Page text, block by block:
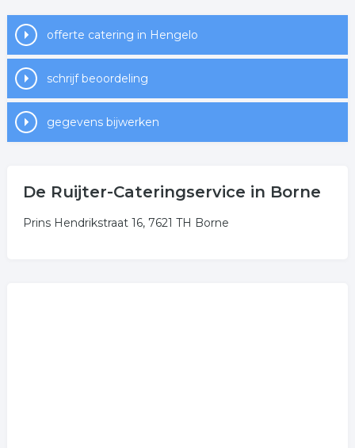
offerte catering in Hengelo
schrijf beoordeling
gegevens bijwerken
De Ruijter-Cateringservice in Borne
Prins Hendrikstraat 16, 7621 TH Borne